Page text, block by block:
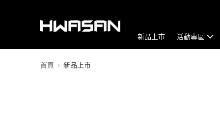
新品上市 活動專區
首頁 新品上市